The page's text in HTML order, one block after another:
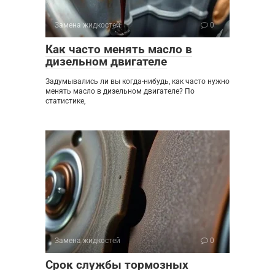
Замена жидкостей 0
Как часто менять масло в
дизельном двигателе
Задумывались ли вы когда-нибудь, как часто нужно
менять масло в дизельном двигателе? По
статистике,
Замена жидкостей 0
Срок службы тормозных